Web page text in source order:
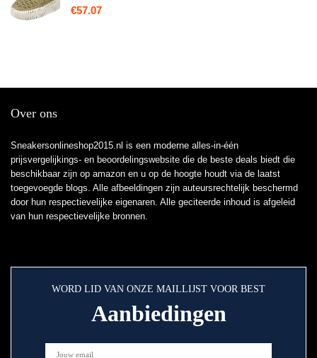
€57.07
Over ons
Sneakersonlineshop2015.nl is een moderne alles-in-één
prijsvergelijkings- en beoordelingswebsite die de beste deals biedt die
beschikbaar zijn op amazon en u op de hoogte houdt via de laatst
toegevoegde blogs. Alle afbeeldingen zijn auteursrechtelijk beschermd
door hun respectievelijke eigenaren. Alle geciteerde inhoud is afgeleid
van hun respectievelijke bronnen.
WORD LID VAN ONZE MAILLIJST VOOR BEST
Aanbiedingen